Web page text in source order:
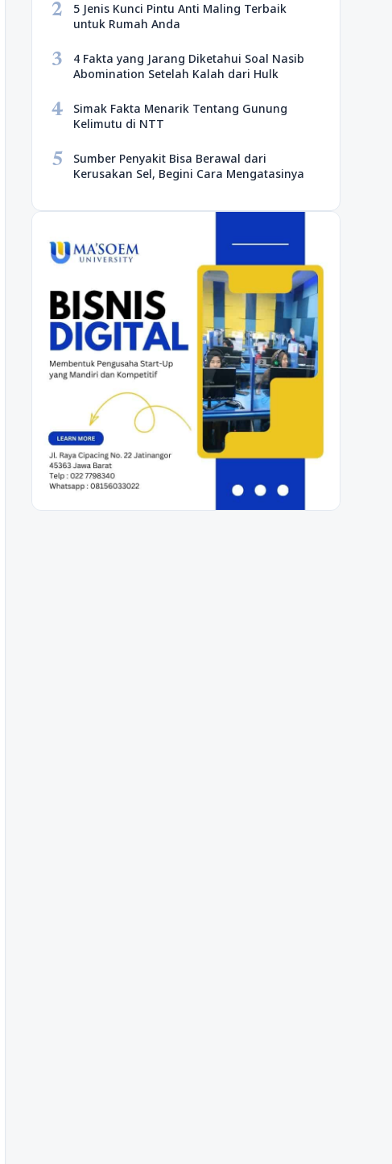
2
5 Jenis Kunci Pintu Anti Maling Terbaik
untuk Rumah Anda
3
4 Fakta yang Jarang Diketahui Soal Nasib
Abomination Setelah Kalah dari Hulk
4
Simak Fakta Menarik Tentang Gunung
Kelimutu di NTT
5
Sumber Penyakit Bisa Berawal dari
Kerusakan Sel, Begini Cara Mengatasinya